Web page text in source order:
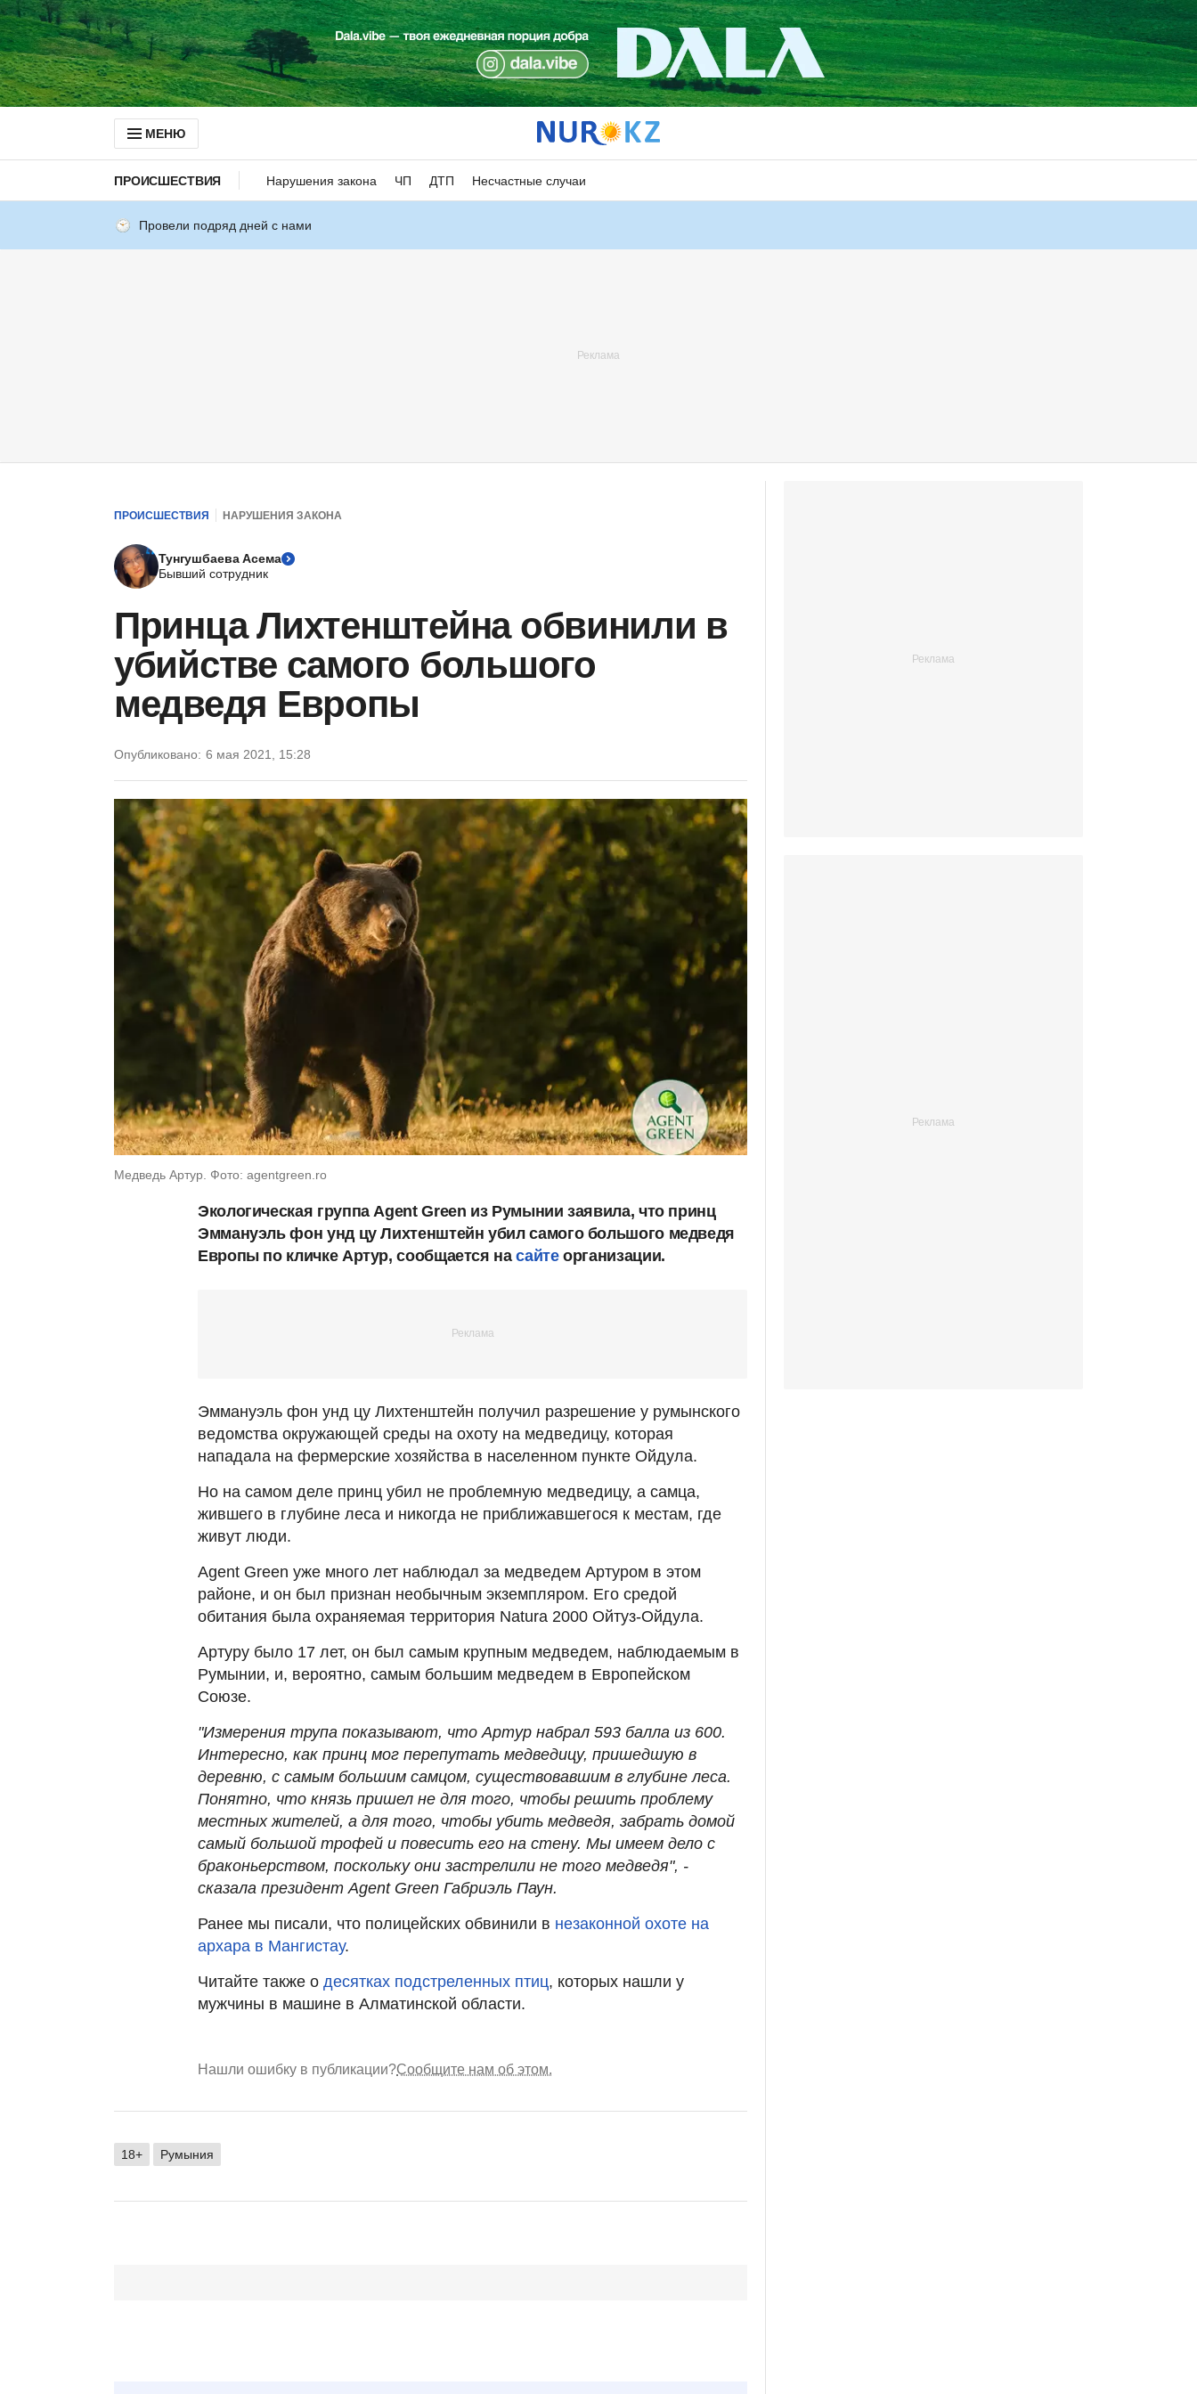
МЕНЮ
ПРОИСШЕСТВИЯ Нарушения закона ЧП ДТП Несчастные случаи
Провели подряд дней с нами
ПРОИСШЕСТВИЯ НАРУШЕНИЯ ЗАКОНА
Тунгушбаева Асема
Бывший сотрудник
Принца Лихтенштейна обвинили в
убийстве самого большого
медведя Европы
Опубликовано: 6 мая 2021, 15:28
Медведь Артур. Фото: agentgreen.ro
Экологическая группа Agent Green из Румынии заявила, что принц
Эммануэль фон унд цу Лихтенштейн убил самого большого медведя
Европы по кличке Артур, сообщается насайтеорганизации.
Эммануэль фон унд цу Лихтенштейн получил разрешение у румынского
ведомства окружающей среды на охоту на медведицу, которая
нападала на фермерские хозяйства в населенном пункте Ойдула.
Но на самом деле принц убил не проблемную медведицу, а самца,
жившего в глубине леса и никогда не приближавшегося к местам, где
живут люди.
Agent Green уже много лет наблюдал за медведем Артуром в этом
районе, и он был признан необычным экземпляром. Его средой
обитания была охраняемая территория Natura 2000 Ойтуз-Ойдула.
Артуру было 17 лет, он был самым крупным медведем, наблюдаемым в
Румынии, и, вероятно, самым большим медведем в Европейском
Союзе.
"Измерения трупа показывают, что Артур набрал 593 балла из 600.
Интересно, как принц мог перепутать медведицу, пришедшую в
деревню, с самым большим самцом, существовавшим в глубине леса.
Понятно, что князь пришел не для того, чтобы решить проблему
местных жителей, а для того, чтобы убить медведя, забрать домой
самый большой трофей и повесить его на стену. Мы имеем дело с
браконьерством, поскольку они застрелили не того медведя", -
сказала президент Agent Green Габриэль Паун.
Ранее мы писали, что полицейских обвинили в незаконной охоте на
архара в Мангистау.
Читайте также о десятках подстреленных птиц, которых нашли у
мужчины в машине в Алматинской области.
Нашли ошибку в публикации?Сообщите нам об этом.
18+ Румыния